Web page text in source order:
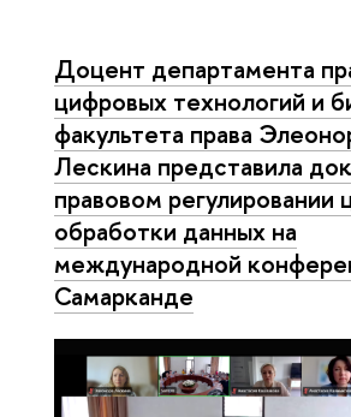
Доцент департамента
цифровых технологий и
факультета права
Лескина представила
правовом регулировании
обработки данных на
международной
Самарканде